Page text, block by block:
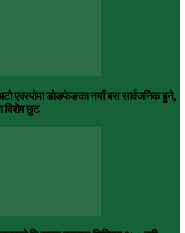
एक्स्पोमा डोङफेङका नयाँ बस सार्वजनिक हुने,
विशेष छुट